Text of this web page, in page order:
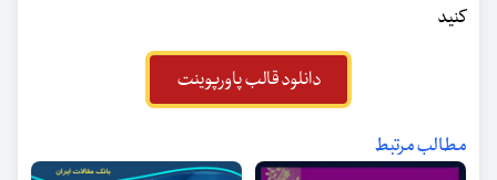
کنید
دانلود قالب پاورپوینت
مطالب مرتبط